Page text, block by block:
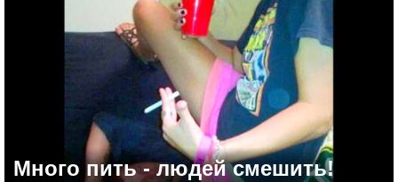
Много пить - людей смешить!